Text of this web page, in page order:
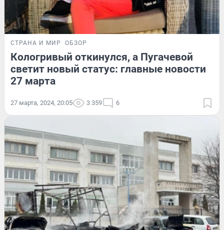
СТРАНА И МИР ОБЗОР
Кологривый откинулся, а Пугачевой
светит новый статус: главные новости
27 марта
27 марта, 2024, 20:05 3 359 6